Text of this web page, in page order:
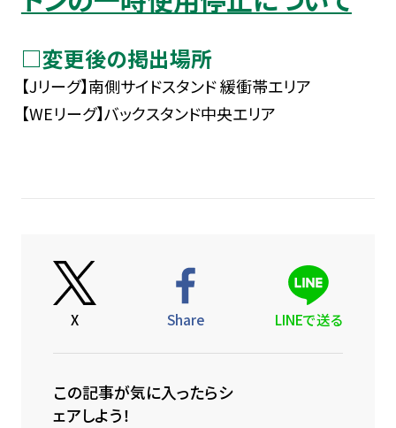
□変更後の掲出場所
【Jリーグ】南側サイドスタンド 緩衝帯エリア
【WEリーグ】バックスタンド中央エリア
X Share LINEで送る
この記事が気に入ったらシ
ェアしよう！